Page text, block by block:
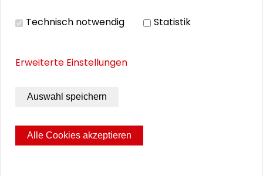
Auf dem Weg zur inklusiven Stadt
Sozialatlas Darmstadt 2021
Vortrags-Folien: Timo Heyn
Technisch notwendig Statistik
Erweiterte Einstellungen
Auswahl speichern
Alle Cookies akzeptieren